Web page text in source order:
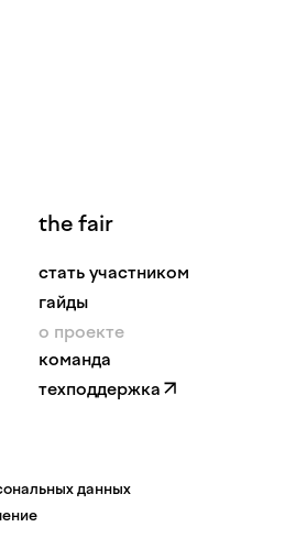
the fair
стать участником
гайды
о проекте
команда
техподдержка
данных